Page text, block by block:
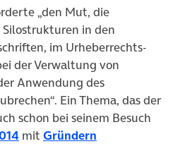
„den Mut, die
in den
im Urheberrechts-
der Verwaltung von
Anwendung des
Ein Thema, das der
schon bei seinem Besuch
mit Gründern